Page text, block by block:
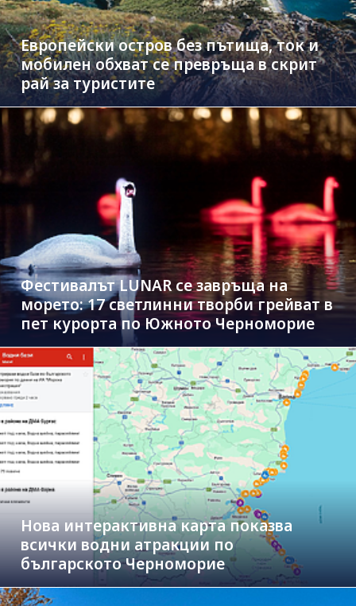
Европейски остров без пътища, ток и
мобилен обхват се превръща в скрит
рай за туристите
Фестивалът LUNAR се завръща на
морето: 17 светлинни творби грейват в
пет курорта по Южното Черноморие
Нова интерактивна карта показва
всички водни атракции по
българското Черноморие